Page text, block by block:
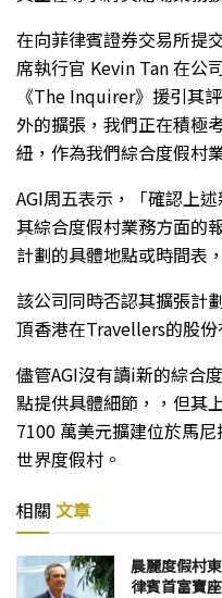
在向菲律賓證券交易所提
席執行官 Kevin Tan 在公
《The Inquirer》援引其
外的擴張，我們正在積極
紐，作為我們綜合度假村
AGI周五表示，「確認上
其綜合度假村業務方面的
計劃的具體地點或時間表
該公司同時否認其擴張計
頂香港在Travellers的股份
儘管AGI沒有讀i新的綜合
點提供具體細節，，但其
7100 萬美元擴建位於馬
世界度假村。
相關 文章
晨麗度假村
律賓首富寶